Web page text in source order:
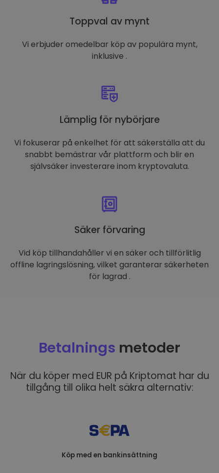
Toppval av mynt
Vi erbjuder omedelbar köp av populära mynt,
inklusive .
Lämplig för nybörjare
Vi fokuserar på enkelhet för att säkerställa att du
snabbt bemästrar vår plattform och blir en
självsäker investerare inom kryptovaluta.
Säker förvaring
Vid köp tillhandahåller vi en säker och tillförlitlig
offline lagringslösning, vilket garanterar säkerheten
för lagrad .
Betalnings metoder
När du köper med EUR på Kriptomat har du
tillgång till olika helt säkra alternativ:
Köp med en bankinsättning